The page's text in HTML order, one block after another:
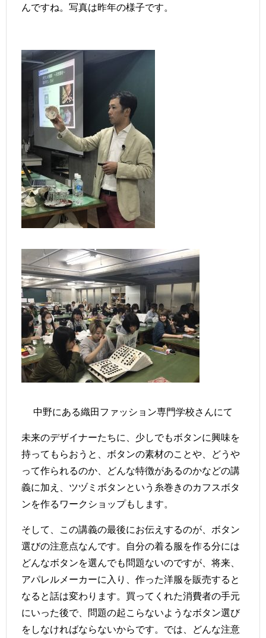
んですね。写真は昨年の様子です。
中野にある織田ファッション専門学校さんにて
未来のデザイナーたちに、少しでもボタンに興味を
持ってもらおうと、ボタンの素材のことや、どうや
って作られるのか、どんな特徴があるのかなどの講
義に加え、ツヅミボタンという糸巻きのカフスボタ
ンを作るワークショップもします。
そして、この講義の最後にお伝えするのが、ボタン
選びの注意点なんです。自分の着る服を作る分には
どんなボタンを選んでも問題ないのですが、将来、
アパレルメーカーに入り、作った洋服を販売すると
なると話は変わります。買ってくれた消費者の手元
にいった後で、問題の起こらないようなボタン選び
をしなければならないからです。では、どんな注意